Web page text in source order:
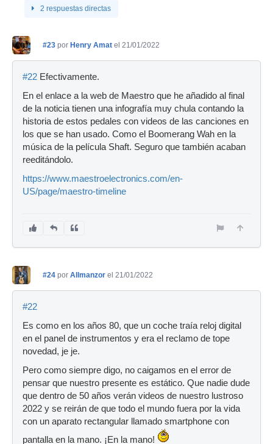
2 respuestas directas
#23 por Henry Amat el 21/01/2022
#22 Efectivamente.
En el enlace a la web de Maestro que he añadido al final
de la noticia tienen una infografía muy chula contando la
historia de estos pedales con videos de las canciones en
los que se han usado. Como el Boomerang Wah en la
música de la película Shaft. Seguro que también acaban
reeditándolo.
https://www.maestroelectronics.com/en-
US/page/maestro-timeline
#24 por Allmanzor el 21/01/2022
#22
Es como en los años 80, que un coche traía reloj digital
en el panel de instrumentos y era el reclamo de tope
novedad, je je.
Pero como siempre digo, no caigamos en el error de
pensar que nuestro presente es estático. Que nadie dude
que dentro de 50 años verán videos de nuestro lustroso
2022 y se reirán de que todo el mundo fuera por la vida
con un aparato rectangular llamado smartphone con
pantalla en la mano. ¡En la mano!